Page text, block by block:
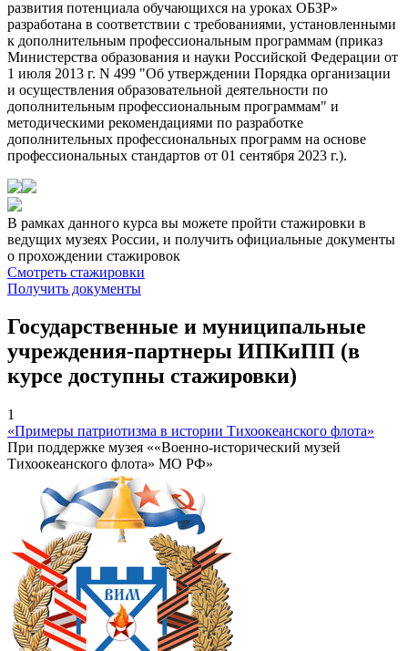
развития потенциала обучающихся на уроках ОБЗР»
разработана в соответствии с требованиями, установленными
к дополнительным профессиональным программам (приказ
Министерства образования и науки Российской Федерации от
1 июля 2013 г. N 499 "Об утверждении Порядка организации
и осуществления образовательной деятельности по
дополнительным профессиональным программам" и
методическими рекомендациями по разработке
дополнительных профессиональных программ на основе
профессиональных стандартов от 01 сентября 2023 г.).
В рамках данного курса вы можете пройти стажировки в
ведущих музеях России, и получить официальные документы
о прохождении стажировок
Смотреть стажировки
Получить документы
Государственные и муниципальные
учреждения-партнеры ИПКиПП (в
курсе доступны стажировки)
1
«Примеры патриотизма в истории Тихоокеанского флота»
При поддержке музея ««Военно-исторический музей
Тихоокеанского флота» МО РФ»